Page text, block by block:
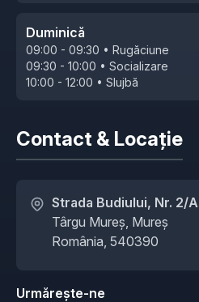
Duminică
09:00 - 09:30 • Rugăciune
09:30 - 10:00 • Socializare
10:00 - 12:00 • Slujbă
Contact & Locație
Strada Budiului, Nr. 2/A
Târgu Mureș, Mureș
România, 540390
Urmărește-ne